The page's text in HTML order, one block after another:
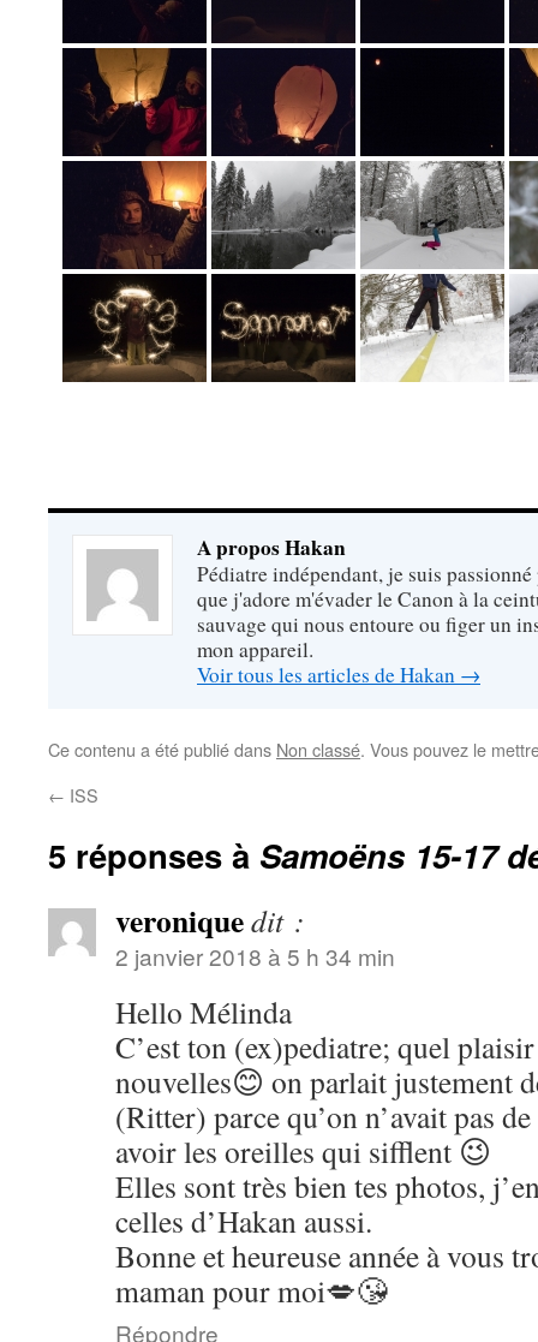
A propos Hakan
Pédiatre indépendant, je suis
que j'adore m'évader le Canon à la
sauvage qui nous entoure ou figer un
mon appareil.
Voir tous les articles de Hakan →
Ce contenu a été publié dans Non classé. Vous pouvez le
← ISS
5 réponses à Samoëns 15-17
veroniquedit :
2 janvier 2018 à 5 h 34 min
Hello Mélinda
C’est ton (ex)pediatre; quel
nouvelles😊 on parlait justement
(Ritter) parce qu’on n’avait pas
avoir les oreilles qui sifflent 😉
Elles sont très bien tes photos,
celles d’Hakan aussi.
Bonne et heureuse année à vous
maman pour moi💋😘
Répondre